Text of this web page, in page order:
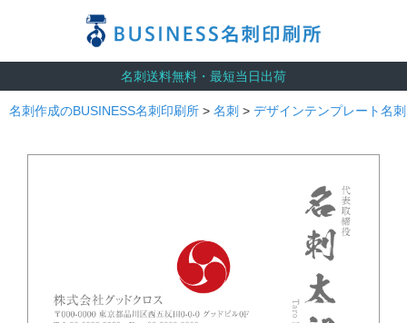
名刺送料無料・最短当日出荷
名刺作成のBUSINESS名刺印刷所 > 名刺 > デザインテンプレート名刺